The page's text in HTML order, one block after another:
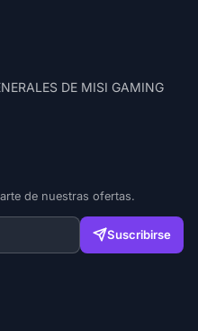
DE MISI GAMING
de nuestras ofertas.
Suscribirse